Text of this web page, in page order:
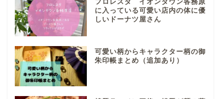
フロレスタ イオンタウン各務原
に入っている可愛い店内の体に優
しいドーナツ屋さん
可愛い柄からキャラクター柄の御
朱印帳まとめ（追加あり）
（画像）＆掲載情報につい
ての注意事項など
岐阜地域